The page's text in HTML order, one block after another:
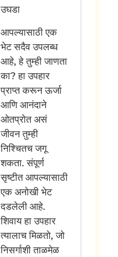
उघडा
आपल्यासाठी एक
भेट सदैव उपलब्ध
आहे, हे तुम्ही जाणता
का? हा उपहार
प्राप्त करून ऊर्जा
आणि आनंदाने
ओतप्रोत असं
जीवन तुम्ही
निश्चितच जगू
शकता. संपूर्ण
सृष्टीत आपल्यासाठी
एक अनोखी भेट
दडलेली आहे.
शिवाय हा उपहार
त्यालाच मिळतो, जो
निसर्गाशी ताळमेळ